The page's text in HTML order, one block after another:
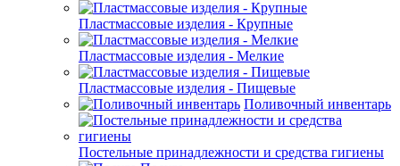
Пластмассовые изделия - Крупные
Пластмассовые изделия - Мелкие
Пластмассовые изделия - Пищевые
Поливочный инвентарь
Постельные принадлежности и средства гигиены